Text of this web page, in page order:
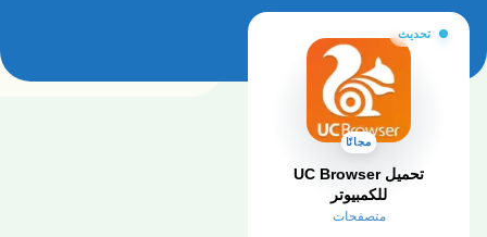
تحديث
مجانًا
تحميل UC Browser
للكمبيوتر
متصفحات